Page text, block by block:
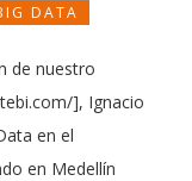
DATA
de nuestro
], Ignacio
en el
en Medellín